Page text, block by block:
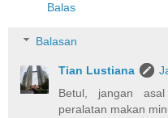
Balas
Balasan
Tian Lustiana
Betul, jangan
peralatan makan